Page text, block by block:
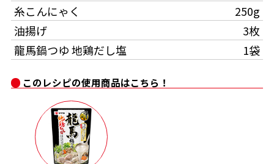
楽チン屋®
割烹白だしレシピ特集
だし巻き卵特集
かつおだしが決め手！簡単茶碗蒸し
このレシピの使用商品はこちら！
糸こんにゃく
250g
油揚げ
3枚
龍馬鍋つゆ 地鶏だし塩
1袋